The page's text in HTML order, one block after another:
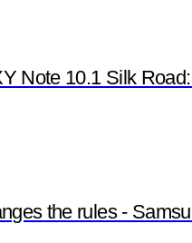
Note 10.1 Silk
the rules -